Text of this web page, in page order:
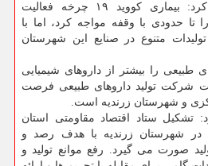
سید علی آقازاده اضافه کرد: بیماری کووید ۱۹ چرخه فعالیت
تا حدودی با وقفه مواجه کرد، اما با
متنوع در صنایع این شهرستان
طبیعی را بیشتر از داروهای شیمیایی
شرکت تولید داروهای طبیعی فرصت
و شهرستان زرندیه است.
تشکیل ستاد اقتصاد مقاومتی استان
در شهرستان زرندیه با هدف رصد و
صورت می گیرد. رفع موانع تولید و